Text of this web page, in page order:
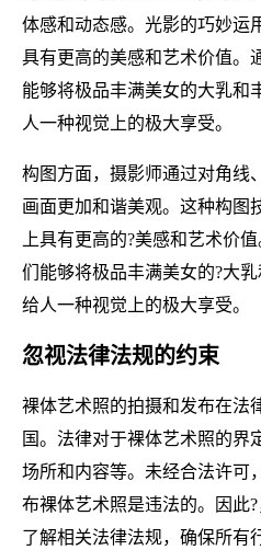
体感和动态感。光影的巧妙运
具有更高的美感和艺术价值。
能够将极品丰满美女的大乳和
人一种视觉上的极大享受。
构图方面，摄影师通过对角线
画面更加和谐美观。这种构图
上具有更高的?美感和艺术价
们能够将极品丰满美女的?大
给人一种视觉上的极大享受。
忽视法律法规的约束
裸体艺术照的拍摄和发布在法
国。法律对于裸体艺术照的界
场所和内容等。未经合法许可
布裸体艺术照是违法的。因此
了解相关法律法规，确保所有